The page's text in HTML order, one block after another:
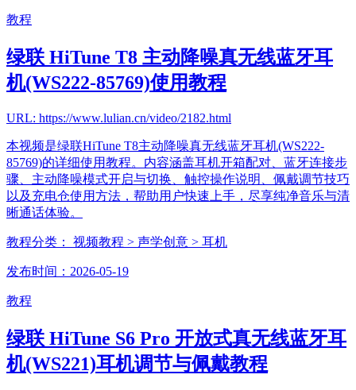
教程
绿联 HiTune T8 主动降噪真无线蓝牙耳
机(WS222-85769)使用教程
URL: https://www.lulian.cn/video/2182.html
本视频是绿联HiTune T8主动降噪真无线蓝牙耳机(WS222-
85769)的详细使用教程。内容涵盖耳机开箱配对、蓝牙连接步
骤、主动降噪模式开启与切换、触控操作说明、佩戴调节技巧
以及充电仓使用方法，帮助用户快速上手，尽享纯净音乐与清
晰通话体验。
教程分类： 视频教程 > 声学创意 > 耳机
发布时间：2026-05-19
教程
绿联 HiTune S6 Pro 开放式真无线蓝牙耳
机(WS221)耳机调节与佩戴教程